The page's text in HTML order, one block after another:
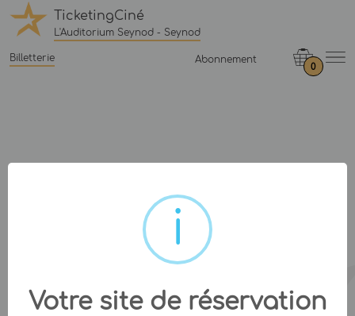
TicketingCiné
L'Auditorium Seynod - Seynod
Billetterie Abonnement
0
Votre site de réservation